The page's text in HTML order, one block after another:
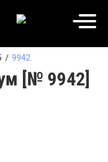
9942
[№ 9942]